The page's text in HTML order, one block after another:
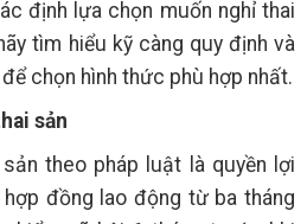
định lựa chọn muốn nghỉ thai
tìm hiểu kỹ càng quy định và
chọn hình thức phù hợp nhất.
sản
theo pháp luật là quyền lợi
đồng lao động từ ba tháng